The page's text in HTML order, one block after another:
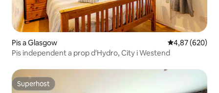
Pis a Glasgow 4,87 de
4,87 (620)
Pis independent a prop d'Hydro, City i Westend
Superhost
Superhost